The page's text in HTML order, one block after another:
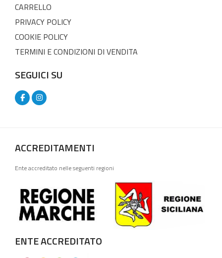
CARRELLO
PRIVACY POLICY
COOKIE POLICY
TERMINI E CONDIZIONI DI VENDITA
SEGUICI SU
ACCREDITAMENTI
Ente accreditato nelle seguenti regioni
ENTE ACCREDITATO